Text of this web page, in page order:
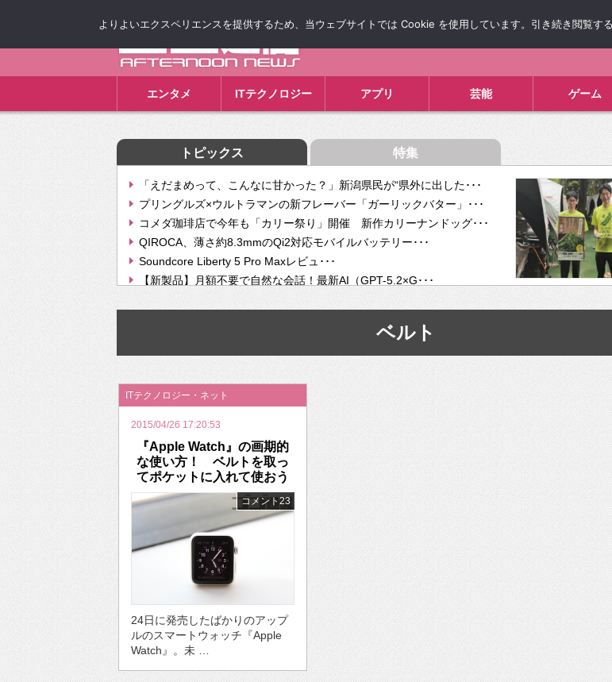
エンタメ ITテクノロジー アプリ 芸能 ゲーム
トピックス 特集
「えだまめって、こんなに甘かった？」新潟県民が“県外に出した･･･
プリングルズ×ウルトラマンの新フレーバー「ガーリックバター」･･･
コメダ珈琲店で今年も「カリー祭り」開催 新作カリーナンドッグ･･･
QIROCA、薄さ約8.3mmのQi2対応モバイルバッテリー･･･
Soundcore Liberty 5 Pro Maxレビュ･･･
【新製品】月額不要で自然な会話！最新AI（GPT-5.2×G･･･
【次世代の没入感と生産性】VITURE Luma Ultra･･･
挫折率8割の壁をAIで突破。ジャストシステム、”自分が今話し･･･
2026年のバレンタインは「自分で作って、想いを渡す」 TE･･･
ベルト
ITテクノロジー・ネット
2015/04/26 17:20:53
『Apple Watch』の画期的
な使い方！ ベルトを取っ
てポケットに入れて使おう
コメント23
24日に発売したばかりのアップ
ルのスマートウォッチ『Apple
Watch』。未 …
よりよいエクスペリエンスを提供するため、当ウェブサイトでは Cookie を使用しています。引き続き閲覧す